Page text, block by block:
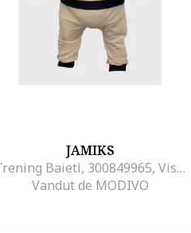
JAMIKS
Trening Baieti, 300849965, Viscoza, Maro
Vandut de MODIVO